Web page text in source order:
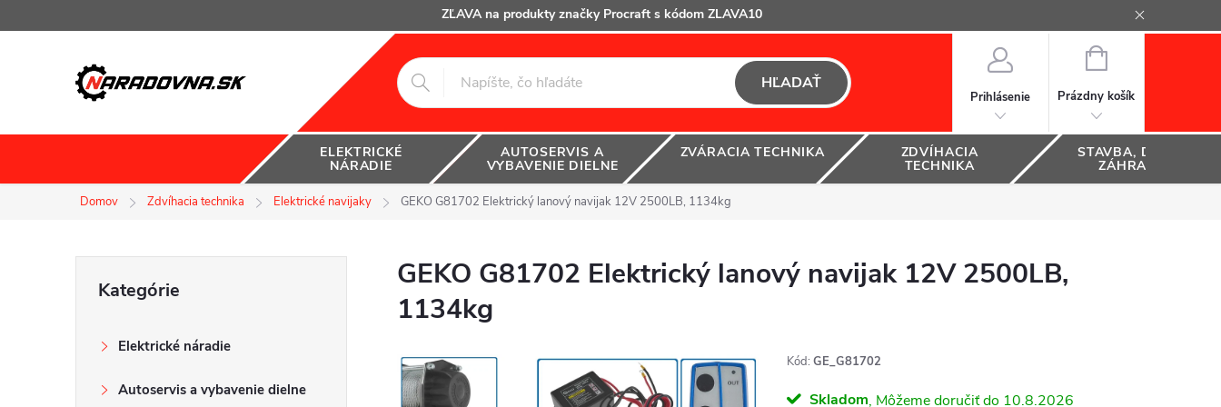
na
ZĽAVA na produkty značky Procraft s kódom ZLAVA10
HĽADAŤ
Prihlásenie
NÁKUPNÝ
Prázdny košík
ELEKTRICKÉ
NÁRADIE
AUTOSERVIS A
VYBAVENIE DIELNE
ZVÁRACIA TECHNIKA ZDVÍHACIA
TECHNIKA
STAVBA, DOM A
ZÁHRADA
Domov Zdvíhacia technika Elektrické navijaky GEKO G81702 Elektrický lanový navijak 12V 2500LB, 1134kg
kategórie
Kategórie
Elektrické náradie
Autoservis a vybavenie dielne
GEKO G81702 Elektrický lanový navijak 12V 2500LB,
1134kg
Kód: GE_G81702
Skladom 10.8.2026